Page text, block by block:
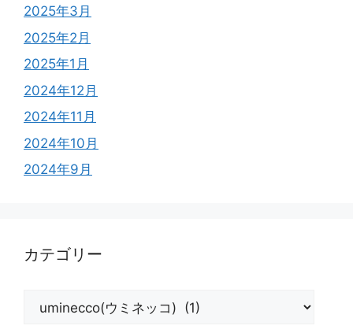
2025年3月
2025年2月
2025年1月
2024年12月
2024年11月
2024年10月
2024年9月
カテゴリー